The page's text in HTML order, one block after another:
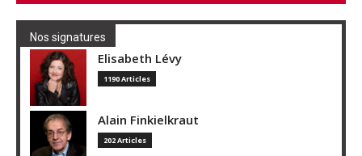
Nos signatures
Elisabeth Lévy
1190 Articles
Alain Finkielkraut
202 Articles